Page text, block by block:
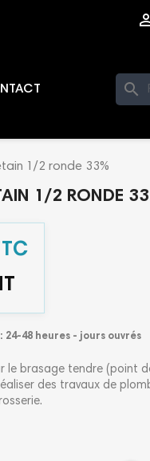
search
1/2 ronde 33%
1/2 RONDE
24-48 heures - jours ouvrés
le brasage tendre (point
des travaux de